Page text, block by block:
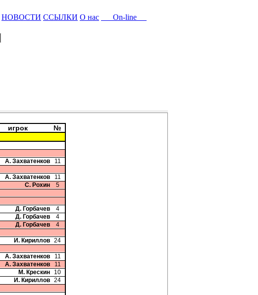
НОВОСТИ ССЫЛКИ О нас
On-line
игрок
№
А. Захватенков
11
А. Захватенков
11
С. Рохин
5
Д. Горбачев
4
Д. Горбачев
4
Д. Горбачев
4
И. Кириллов 24
А. Захватенков
11
А. Захватенков
11
М. Крескин
10
И. Кириллов 24